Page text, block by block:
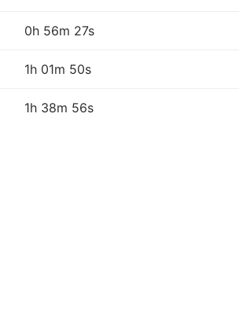
0h 56m 27s
1h 01m 50s
1h 38m 56s